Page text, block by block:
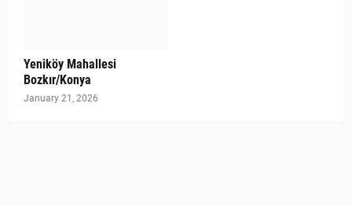
Yeniköy Mahallesi
Bozkır/Konya
January 21, 2026